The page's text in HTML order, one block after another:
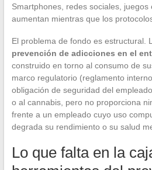
Smartphones, redes sociales,
aumentan mientras que los
El problema de fondo es estructural.
prevención de adicciones en el
construido en torno al consumo de
marco regulatorio (reglamento
obligación de seguridad del
o al cannabis, pero no proporciona
frente a un empleado cuyo uso
degrada su rendimiento o su salud
Lo que falta en la